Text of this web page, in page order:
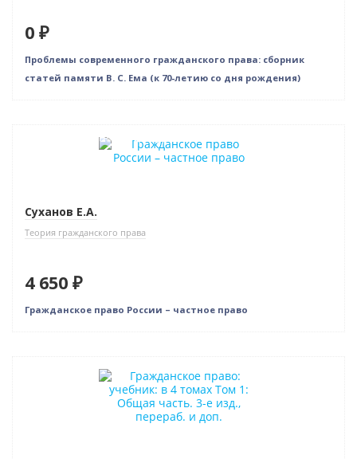
0 ₽
Проблемы современного гражданского права: сборник
статей памяти В. С. Ема (к 70-летию со дня рождения)
Индивидуальный подход
Суханов Е.А.
Теория гражданского права
4 650 ₽
Гражданское право России – частное право